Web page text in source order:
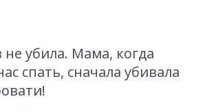
убила. Мама, когда
спать, сначала убивала